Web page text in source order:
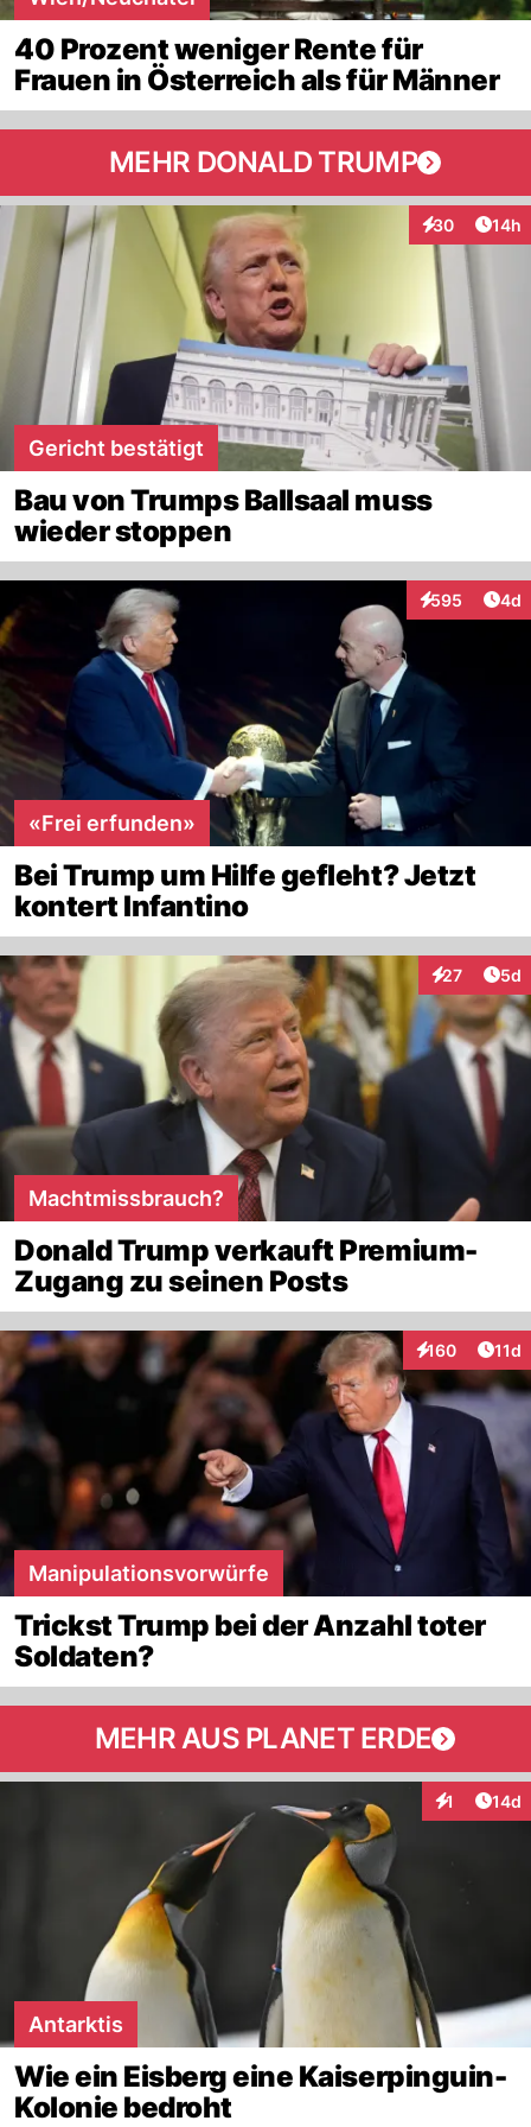
40 Prozent weniger Rente für
Frauen in Österreich als für Männer
MEHR DONALD TRUMP
30
Interaktionen
14h
Gericht bestätigt
Bau von Trumps Ballsaal muss
wieder stoppen
595
Interaktionen
4d
«Frei erfunden»
Bei Trump um Hilfe gefleht? Jetzt
kontert Infantino
27
Interaktionen
5d
Machtmissbrauch?
Donald Trump verkauft Premium-
Zugang zu seinen Posts
160
Interaktionen
11d
Manipulationsvorwürfe
Trickst Trump bei der Anzahl toter
Soldaten?
MEHR AUS PLANET ERDE
1 14d
Antarktis
Wie ein Eisberg eine Kaiserpinguin-
Kolonie bedroht